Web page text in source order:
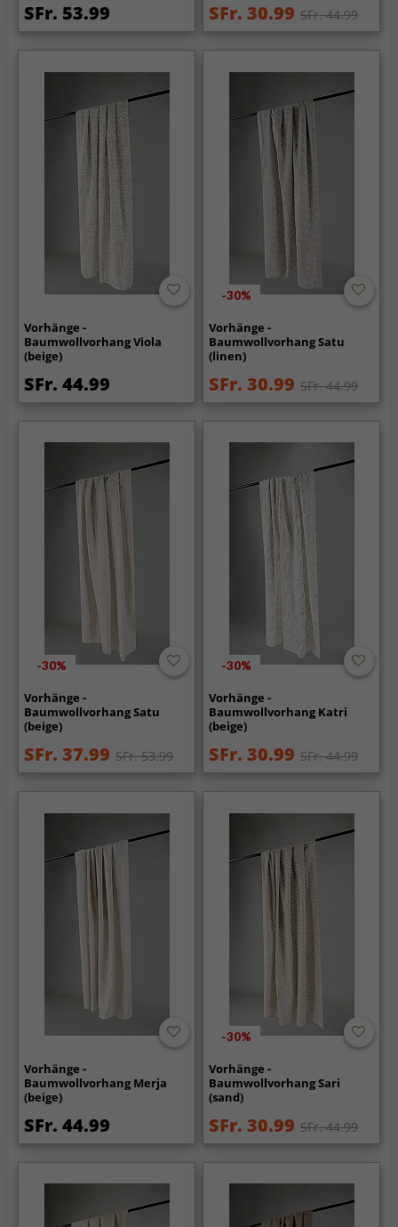
SFr. 53.99 SFr. 30.99 SFr. 44.99
Vorhänge -
Baumwollvorhang Viola
(beige)
SFr. 44.99
-30%
Vorhänge -
Baumwollvorhang Satu
(linen)
SFr. 30.99 SFr. 44.99
-30%
Vorhänge -
Baumwollvorhang Satu
(beige)
SFr. 37.99 SFr. 53.99
-30%
Vorhänge -
Baumwollvorhang Katri
(beige)
SFr. 30.99 SFr. 44.99
Vorhänge -
Baumwollvorhang Merja
(beige)
SFr. 44.99
-30%
Vorhänge -
Baumwollvorhang Sari
(sand)
SFr. 30.99 SFr. 44.99